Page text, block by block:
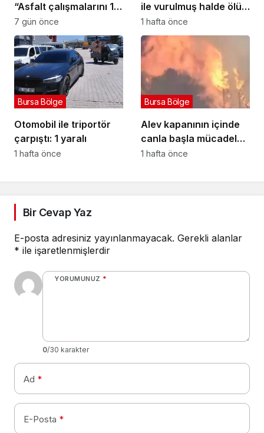
“Asfalt çalışmalarını 12
kat artırdık”
7 gün önce
ile vurulmuş halde ölü
bulundu
1 hafta önce
Otomobil ile triportör
çarpıştı: 1 yaralı
Bursa Bölge
1 hafta önce
Alev kapanının içinde
canla başla mücadele
ettiler:
Bursa Bölge
1 hafta önce
Bir Cevap Yaz
E-posta adresiniz yayınlanmayacak. Gerekli alanlar
* ile işaretlenmişlerdir
YORUMUNUZ *
0/30 karakter
Ad *
E-Posta *